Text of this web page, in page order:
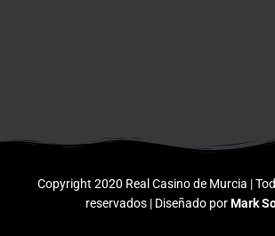
Copyright 2020 Real Casino de Murcia |
reservados | Diseñado porMark